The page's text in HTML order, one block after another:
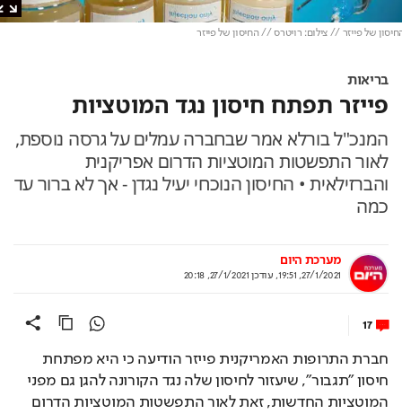
של פייזר // צילום: רויטרס // החיסון של פייזר
בריאות
פייזר תפתח חיסון נגד המוטציות
המנכ"ל בורלא אמר שבחברה עמלים על גרסה נוספת,
לאור התפשטות המוטציות הדרום אפריקנית
והברזילאית • החיסון הנוכחי יעיל נגדן - אך לא ברור עד
כמה
מערכת היום
27/1/2021, 19:51
,עודכן27/1/2021, 20:18
17
חברת התרופות האמריקנית פייזר הודיעה כי היא מפתחת
חיסון "תגבור", שיעזור לחיסון שלה נגד הקורונה להגן גם מפני
המוטציות החדשות, זאת לאור התפשטות המוטציות הדרום